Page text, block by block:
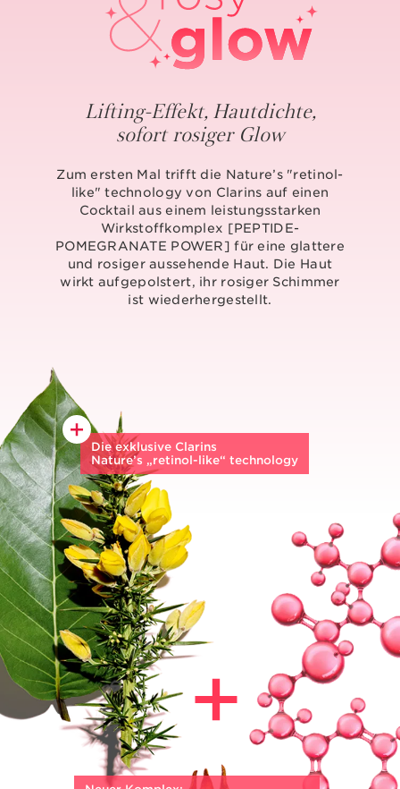
Lifting-Effekt, Hautdichte,
sofort rosiger Glow
Zum ersten Mal trifft die Nature’s "retinol-
like" technology von Clarins auf einen
Cocktail aus einem leistungsstarken
Wirkstoffkomplex [PEPTIDE-
POMEGRANATE POWER] für eine glattere
und rosiger aussehende Haut. Die Haut
wirkt aufgepolstert, ihr rosiger Schimmer
ist wiederhergestellt.
Die exklusive Clarins
Nature’s „retinol-⁠like“ technology
Biologischer Haronga-Extrakt
besitzt
die gleichen außergewöhnlichen Kräfte
wie Retinol**** und wirkt
als leistungsstarker Anti-Ageing-
Aktivstoff, während biologischer
Stechginster-Extrakt hilft, die Haut
zu stärken und Lifting-Effekt & Hautdichte
unterstützt.